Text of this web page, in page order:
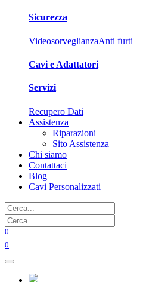
Sicurezza
VideosorveglianzaAnti furti
Cavi e Adattatori
Servizi
Recupero Dati
Assistenza
Riparazioni
Sito Assistenza
Chi siamo
Contattaci
Blog
Cavi Personalizzati
0
0